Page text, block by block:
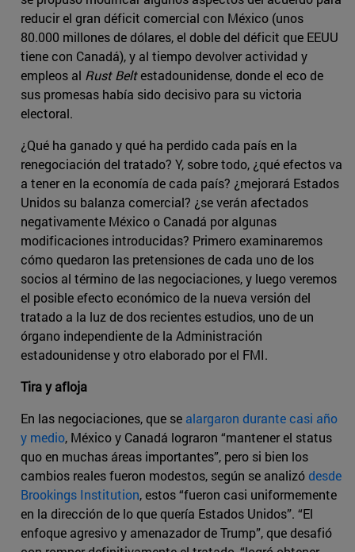
reducir el gran déficit comercial con México (unos
80.000 millones de dólares, el doble del déficit que EEUU
tiene con Canadá), y al tiempo devolver actividad y
empleos al Rust Beltestadounidense, donde el eco de
sus promesas había sido decisivo para su victoria
electoral.
¿Qué ha ganado y qué ha perdido cada país en la
renegociación del tratado? Y, sobre todo, ¿qué efectos va
a tener en la economía de cada país? ¿mejorará Estados
Unidos su balanza comercial? ¿se verán afectados
negativamente México o Canadá por algunas
modificaciones introducidas? Primero examinaremos
cómo quedaron las pretensiones de cada uno de los
socios al término de las negociaciones, y luego veremos
el posible efecto económico de la nueva versión del
tratado a la luz de dos recientes estudios, uno de un
órgano independiente de la Administración
estadounidense y otro elaborado por el FMI.
Tira y afloja
En las negociaciones, que se alargaron durante casi año
y medio, México y Canadá lograron “mantener el status
quo en muchas áreas importantes”, pero si bien los
cambios reales fueron modestos, según se analizódesde
Brookings Institution, estos “fueron casi uniformemente
en la dirección de lo que quería Estados Unidos”. “El
enfoque agresivo y amenazador de Trump”, que desafió